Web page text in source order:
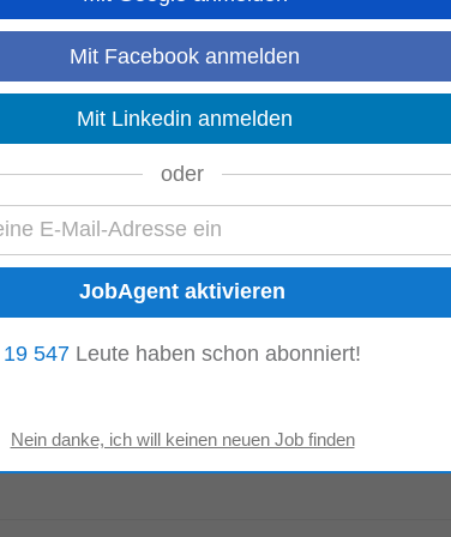
LEBEN. Sie haben Freude am Umgang mit Menschen, Ihr
Kaffee, Tee, Getränke, frisches
für alle Bedürfnisse...
durch unser Sortiment: Von frischen Wurst-, Fleisch- und
oder Non-Food – hier kommt...
Mit Facebook anmelden
Mit Linkedin anmelden
oder
19 547 Leute haben schon abonniert!